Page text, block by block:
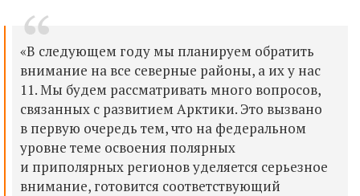
«В следующем году мы планируем обратить
внимание на все северные районы, а их у нас
11. Мы будем рассматривать много вопросов,
связанных с развитием Арктики. Это вызвано
в первую очередь тем, что на федеральном
уровне теме освоения полярных
и приполярных регионов уделяется серьезное
внимание, готовится соответствующий